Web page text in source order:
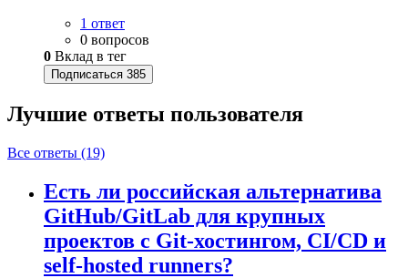
1 ответ
0 вопросов
0 Вклад в тег
Подписаться 385
Лучшие ответы пользователя
Все ответы (19)
Есть ли российская альтернатива
GitHub/GitLab для крупных
проектов с Git-хостингом, CI/CD и
self-hosted runners?